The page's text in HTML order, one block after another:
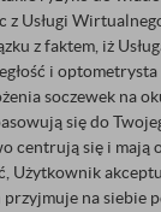
z Usługi
z faktem, iż
i
soczewek na
się do
centrują się i mają
Użytkownik
przyjmuje na siebie